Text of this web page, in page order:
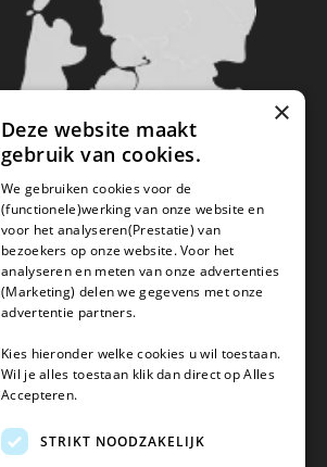
×
Deze website maakt
gebruik van cookies.
We gebruiken cookies voor de
(functionele)werking van onze website en
voor het analyseren(Prestatie) van
bezoekers op onze website. Voor het
analyseren en meten van onze advertenties
(Marketing) delen we gegevens met onze
advertentie partners.
Kies hieronder welke cookies u wil toestaan.
Wil je alles toestaan klik dan direct op Alles
Accepteren.
STRIKT NOODZAKELIJK